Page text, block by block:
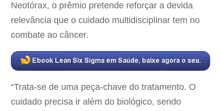
Neotórax, o prêmio pretende reforçar a devida
relevância que o cuidado multidisciplinar tem no
combate ao câncer.
“Trata-se de uma peça-chave do tratamento. O
cuidado precisa ir além do biológico, sendo